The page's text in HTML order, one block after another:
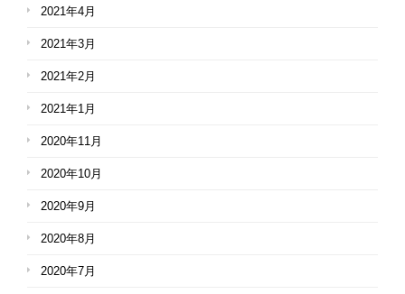
2021年4月
2021年3月
2021年2月
2021年1月
2020年11月
2020年10月
2020年9月
2020年8月
2020年7月